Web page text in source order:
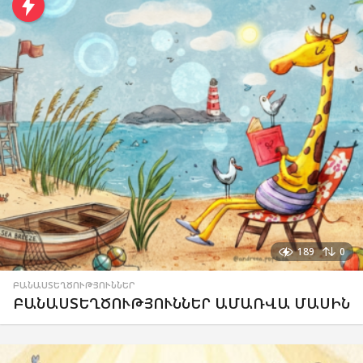
189 0
ԲԱՆԱՍՏԵՂԾՈՒԹՅՈՒՆՆԵՐ
ԲԱՆԱՍՏԵՂԾՈՒԹՅՈՒՆՆԵՐ ԱՄԱՌՎԱ ՄԱՍԻՆ